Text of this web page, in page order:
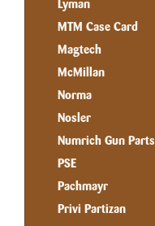
Lyman
MTM Case Card
Magtech
McMillan
Norma
Nosler
Numrich Gun Parts
PSE
Pachmayr
Privi Partizan